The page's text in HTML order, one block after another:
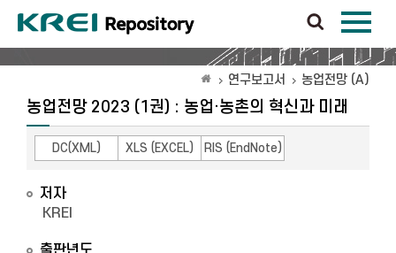
연구보고서 농업전망 (A)
농업전망 2023 (1권) : 농업·농촌의 혁신과 미래
DC(XML) XLS (EXCEL) RIS (EndNote)
저자
KREI